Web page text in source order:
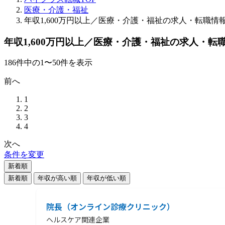
医療・介護・福祉
年収1,600万円以上／医療・介護・福祉の求人・転職情
年収1,600万円以上／医療・介護・福祉の求人・転
186件中の1〜50件を表示
前へ
1
2
3
4
次へ
条件を変更
新着順
新着順
年収が高い順 年収が低い順
院長（オンライン診療クリニック）
ヘルスケア関連企業